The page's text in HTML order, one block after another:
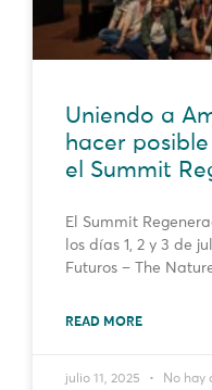
Uniendo a
hacer
el Summit
El Summit
los días 1, 2 y 3 de
Futuros – The
READ MORE
julio 11, 2025 No hay